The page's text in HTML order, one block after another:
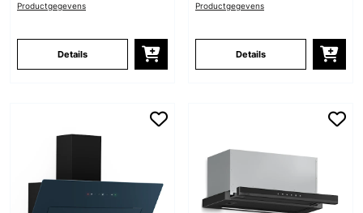
Productgegevens
Details
Productgegevens
Details